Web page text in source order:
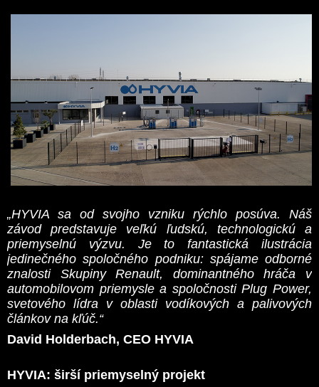
„HYVIA sa od svojho vzniku rýchlo posúva. Náš
závod predstavuje veľkú ľudskú, technologickú a
priemyselnú výzvu. Je to fantastická ilustrácia
jedinečného spoločného podniku: spájame odborné
znalosti Skupiny Renault, dominantného hráča v
automobilovom priemysle a spoločnosti Plug Power,
svetového lídra v oblasti vodíkových a palivových
článkov na kľúč.“
David Holderbach, CEO HYVIA
HYVIA: širší priemyselný projekt